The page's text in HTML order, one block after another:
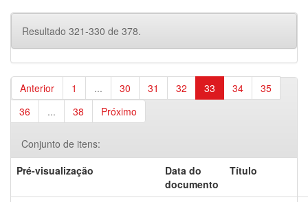
Resultado 321-330 de 378.
Anterior 1 ... 30 31 32 33 34
35
36
... 38 Próximo
Conjunto de itens:
Pré-visualização
Data do
documento
Título